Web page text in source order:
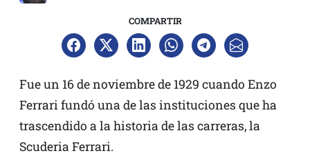
COMPARTIR
Fue un 16 de noviembre de 1929 cuando Enzo
Ferrari fundó una de las instituciones que ha
trascendido a la historia de las carreras, la
Scuderia Ferrari.